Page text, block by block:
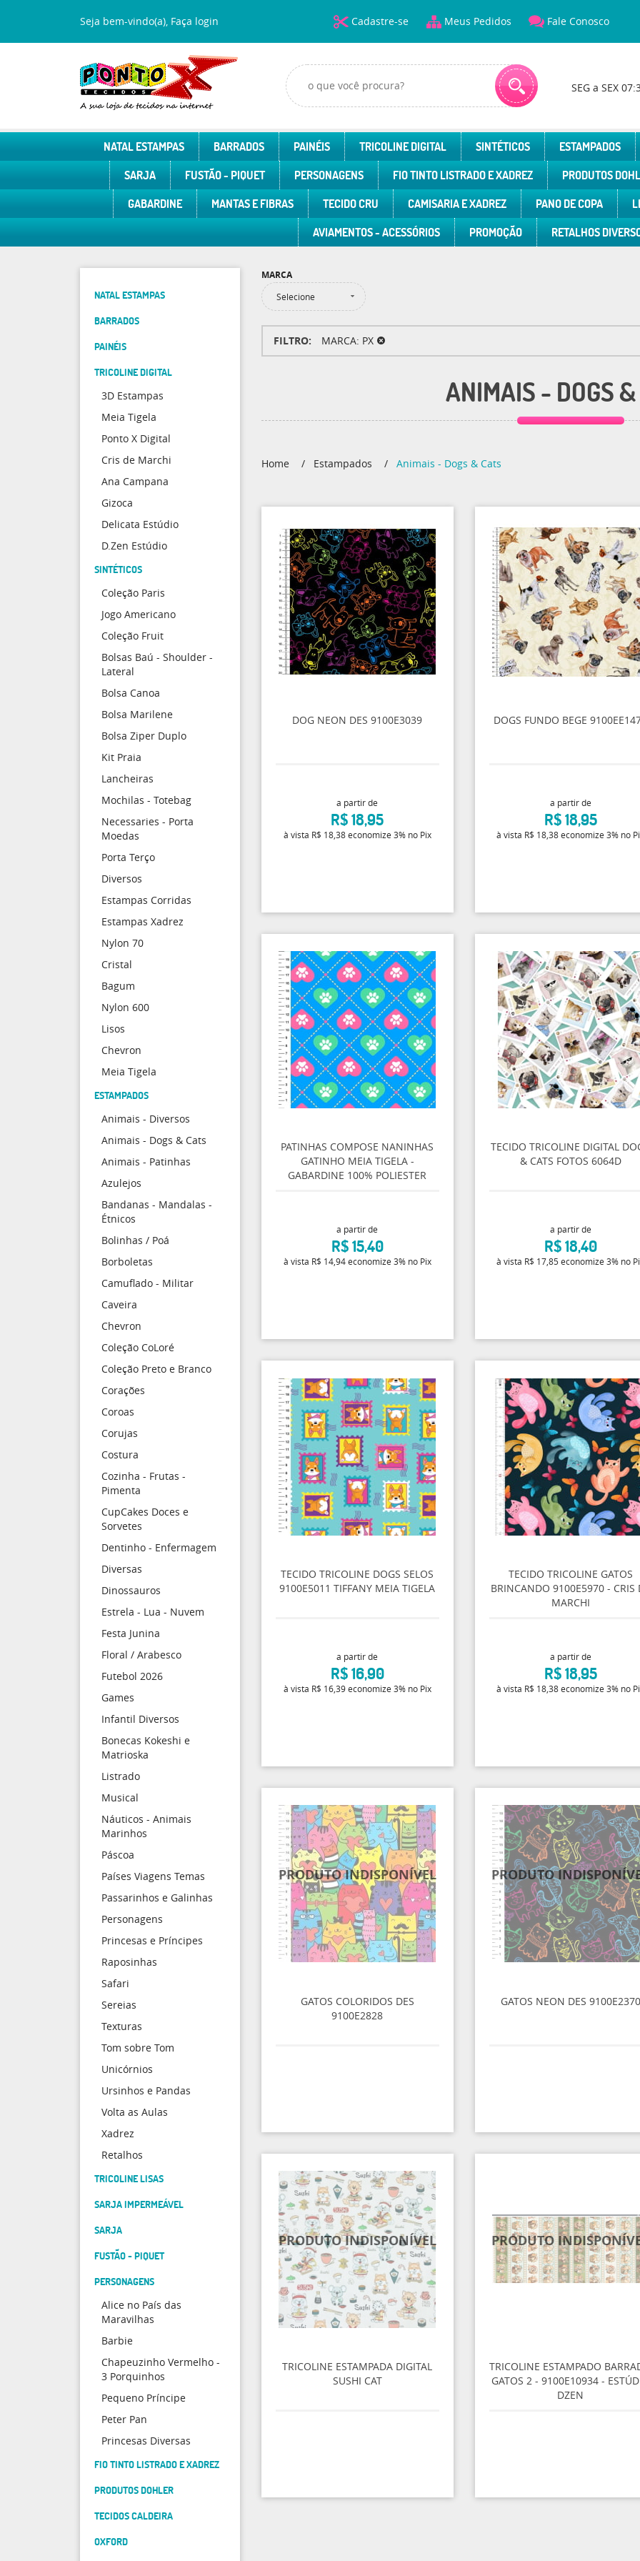
Seja bem-vindo(a), Faça login Cadastre-se Meus Pedidos Fale Conosco
SEG a SEX
NATAL ESTAMPAS BARRADOS PAINÉIS TRICOLINE DIGITAL SINTÉTICOS
ESTAMPADOS
SARJA
FUSTÃO - PIQUET PERSONAGENS FIO TINTO LISTRADO E XADREZ
PRODUTOS
GABARDINE
MANTAS E FIBRAS TECIDO CRU CAMISARIA E XADREZ PANO DE COPA
AVIAMENTOS - ACESSÓRIOS
PROMOÇÃO RETALHOS
NATAL ESTAMPAS
BARRADOS
PAINÉIS
TRICOLINE DIGITAL
3D Estampas
Meia Tigela
Ponto X Digital
Cris de Marchi
Ana Campana
Gizoca
Delicata Estúdio
D.Zen Estúdio
SINTÉTICOS
Coleção Paris
Jogo Americano
Coleção Fruit
Bolsas Baú - Shoulder -
Lateral
Bolsa Canoa
Bolsa Marilene
Bolsa Ziper Duplo
Kit Praia
Lancheiras
Mochilas - Totebag
Necessaries - Porta
Moedas
Porta Terço
Diversos
Estampas Corridas
Estampas Xadrez
Nylon 70
Cristal
Bagum
Nylon 600
Lisos
Chevron
Meia Tigela
ESTAMPADOS
Animais - Diversos
Animais - Dogs & Cats
Animais - Patinhas
Azulejos
Bandanas - Mandalas -
Étnicos
Bolinhas / Poá
Borboletas
Camuflado - Militar
Caveira
Chevron
Coleção CoLoré
Coleção Preto e Branco
Corações
Coroas
Corujas
Costura
Cozinha - Frutas -
Pimenta
CupCakes Doces e
Sorvetes
Dentinho - Enfermagem
Diversas
Dinossauros
Estrela - Lua - Nuvem
Festa Junina
Floral / Arabesco
Futebol 2026
Games
Infantil Diversos
Bonecas Kokeshi e
Matrioska
Listrado
Musical
Náuticos - Animais
Marinhos
Páscoa
Países Viagens Temas
Passarinhos e Galinhas
Personagens
Princesas e Príncipes
Raposinhas
Safari
Sereias
Texturas
Tom sobre Tom
Unicórnios
Ursinhos e Pandas
Volta as Aulas
Xadrez
Retalhos
TRICOLINE LISAS
SARJA IMPERMEÁVEL
SARJA
FUSTÃO - PIQUET
PERSONAGENS
Alice no País das
Maravilhas
Barbie
Chapeuzinho Vermelho -
3 Porquinhos
Pequeno Príncipe
Peter Pan
Princesas Diversas
FIO TINTO LISTRADO E XADREZ
PRODUTOS DOHLER
TECIDOS CALDEIRA
OXFORD
MARCA
Selecione
FILTRO MARCA: PX
ANIMAIS - DOGS
Home Estampados Animais - Dogs & Cats
DOG NEON DES 9100E3039
a partir de
R$ 18,95
à vista R$ 18,38economize 3% no Pix
DOGS FUNDO BEGE
a partir de
R$ 18,95
à vista R$ 18,38economize3% no
PATINHAS COMPOSE NANINHAS
GATINHO MEIA TIGELA -
GABARDINE 100% POLIESTER
a partir de
R$ 15,40
à vista R$ 14,94economize 3% no Pix
TECIDO TRICOLINE DIGITAL
& CATS FOTOS 6064D
a partir de
R$ 18,40
à vista R$ 17,85economize3% no
TECIDO TRICOLINE DOGS SELOS
9100E5011 TIFFANY MEIA TIGELA
a partir de
R$ 16,90
à vista R$ 16,39economize 3% no Pix
TECIDO TRICOLINE GATOS
BRINCANDO 9100E5970 - CRIS
MARCHI
a partir de
R$ 18,95
à vista R$ 18,38economize3% no
GATOS COLORIDOS DES
9100E2828
GATOS NEON DES 9100E2370
TRICOLINE ESTAMPADA DIGITAL
SUSHI CAT
TRICOLINE ESTAMPADO
GATOS 2 - 9100E10934 -
DZEN